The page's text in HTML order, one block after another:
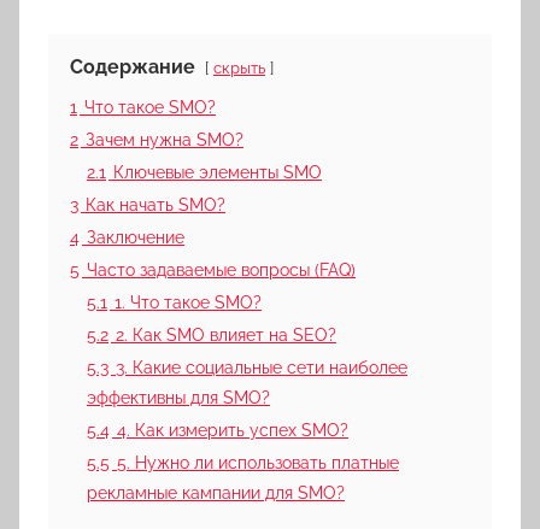
Содержание скрыть
1 Что такое SMO?
2 Зачем нужна SMO?
2.1 Ключевые элементы SMO
3 Как начать SMO?
4 Заключение
5 Часто задаваемые вопросы (FAQ)
5.1 1. Что такое SMO?
5.2 2. Как SMO влияет на SEO?
5.3 3. Какие социальные сети наиболее
эффективны для SMO?
5.4 4. Как измерить успех SMO?
5.5 5. Нужно ли использовать платные
рекламные кампании для SMO?